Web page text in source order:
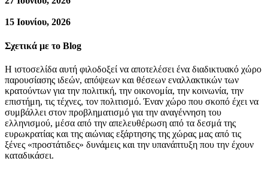
15 Ιουνίου, 2026
Σχετικά με το Blog
Η ιστοσελίδα αυτή φιλοδοξεί να αποτελέσει ένα διαδικτυακό χώρο
παρουσίασης ιδεών, απόψεων και θέσεων εναλλακτικών των
κρατούντων για την πολιτική, την οικονομία, την κοινωνία, την
επιστήμη, τις τέχνες, τον πολιτισμό. Έναν χώρο που σκοπό έχει να
συμβάλλει στον προβληματισμό για την αναγέννηση του
ελληνισμού, μέσα από την απελευθέρωση από τα δεσμά της
ευρωκρατίας και της αιώνιας εξάρτησης της χώρας μας από τις
ξένες «προστάτιδες» δυνάμεις και την υπανάπτυξη που την έχουν
καταδικάσει.